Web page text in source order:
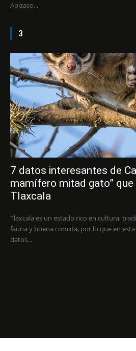
Apizaco...
3
7 datos interesantes de
mamífero mitad gato” que
Tlaxcala
Tlaxcala es un estado rico en cultura,
fauna y buena comida, por lo que en
datos...